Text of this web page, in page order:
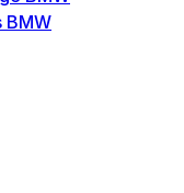
BMW